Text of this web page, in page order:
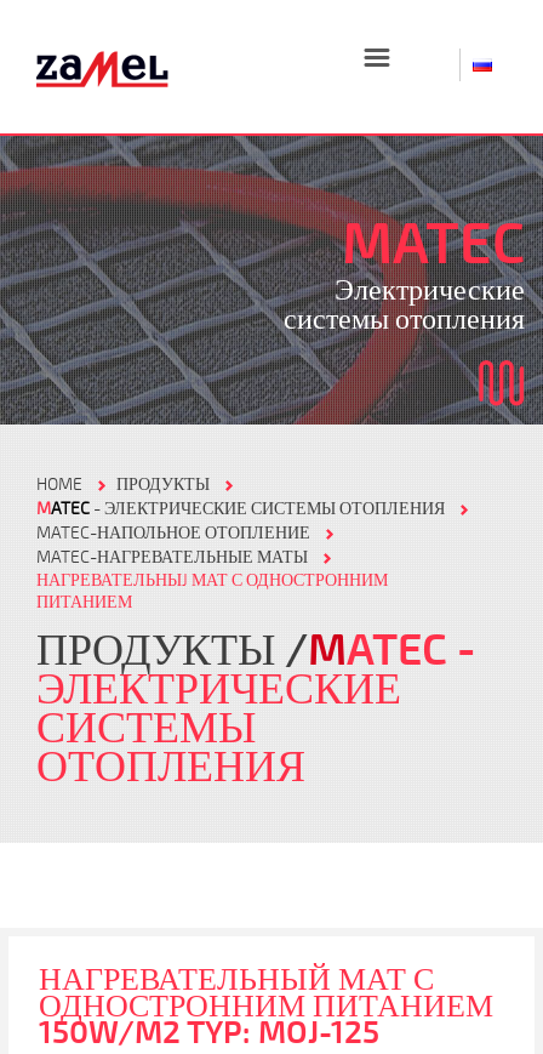
☰
MATEC
Электрические
системы отопления
HOME
ПРОДУКТЫ
MATEC - ЭЛЕКТРИЧЕСКИЕ СИСТЕМЫ ОТОПЛЕНИЯ
MATEC-НАПОЛЬНОЕ ОТОПЛЕНИЕ
MATEC-НАГРЕВАТЕЛЬНЫЕ МАТЫ
НАГРЕВАТЕЛЬНЫJ МАТ С ОДНОСТРОННИМ
ПИТАНИЕМ
ПРОДУКТЫ MATEC -
ЭЛЕКТРИЧЕСКИЕ
СИСТЕМЫ
ОТОПЛЕНИЯ
НАГРЕВАТЕЛЬНЫЙ МАТ С
ОДНОСТРОННИМ ПИТАНИЕМ
150W/M2 TYP: MOJ-125